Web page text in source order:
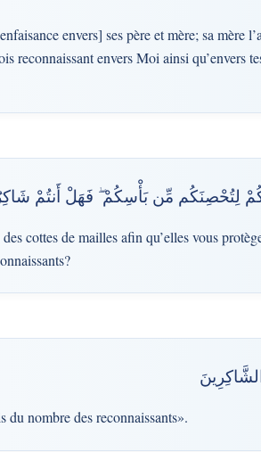
envers] ses père et mère; sa mère
reconnaissant envers Moi ainsi qu’envers
لِتُحْصِنَكُم مِّن بَأْسِكُمْ ۖ فَهَلْ أَنتُمْ
cottes de mailles afin qu’elles vous
nombre des reconnaissants».